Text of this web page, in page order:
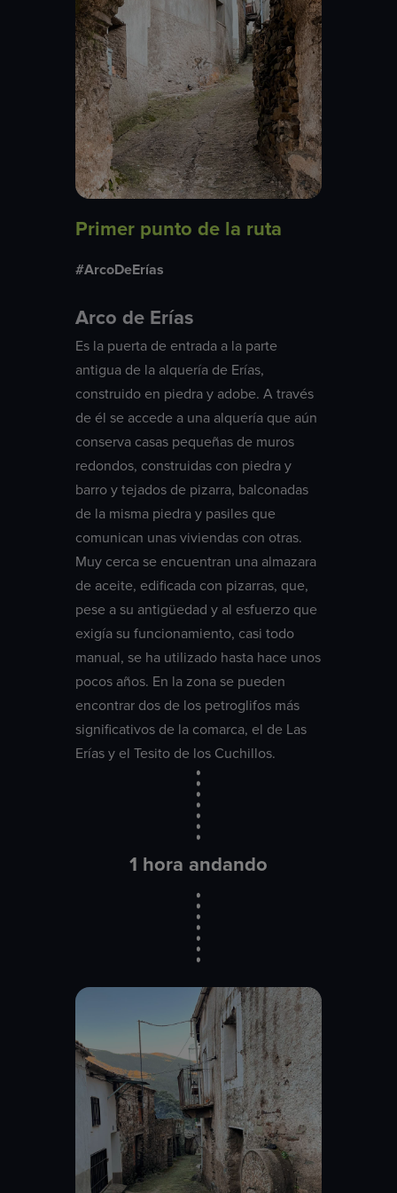
Primer punto de la ruta
#ArcoDeErías
Arco de Erías
Es la puerta de entrada a la parte
antigua de la alquería de Erías,
construido en piedra y adobe. A través
de él se accede a una alquería que aún
conserva casas pequeñas de muros
redondos, construidas con piedra y
barro y tejados de pizarra, balconadas
de la misma piedra y pasiles que
comunican unas viviendas con otras.
Muy cerca se encuentran una almazara
de aceite, edificada con pizarras, que,
pese a su antigüedad y al esfuerzo que
exigía su funcionamiento, casi todo
manual, se ha utilizado hasta hace unos
pocos años. En la zona se pueden
encontrar dos de los petroglifos más
significativos de la comarca, el de Las
Erías y el Tesito de los Cuchillos.
1 hora andando